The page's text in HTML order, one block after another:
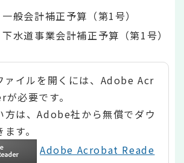
般会計補正予算（第1号）
水道事業会計補正予算（第1号）
ァイルを開くには、Adobe Acr
必要です。
方は、Adobe社から無償でダウ
す。
Adobe Acrobat Reade